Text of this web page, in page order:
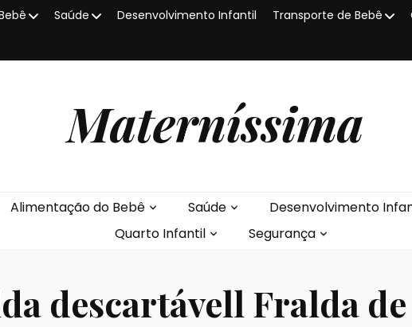
Saúde Desenvolvimento Infantil Transporte de Bebê
Materníssima
Alimentação do Bebê Saúde Desenvolvimento
Quarto Infantil
Segurança
descartávell Fralda